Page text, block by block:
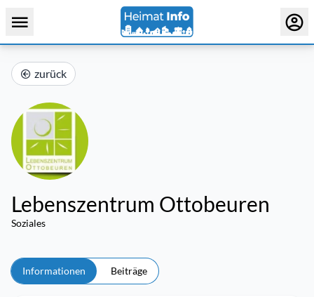
zurück
Lebenszentrum Ottobeuren
Soziales
Informationen Beiträge